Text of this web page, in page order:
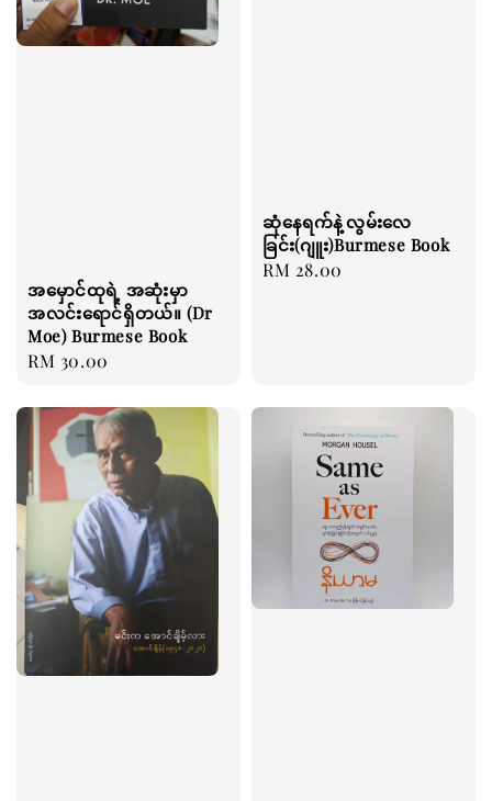
အမှောင်ထုရဲ့ အဆုံးမှာ
အလင်းရောင်ရှိတယ်။ (Dr
Moe) Burmese Book
Regular
RM 30.00
ဆုံနေရက်နဲ့လွမ်းလေ
ခြင်း(ဂျူး)Burmese Book
Regular
RM 28.00